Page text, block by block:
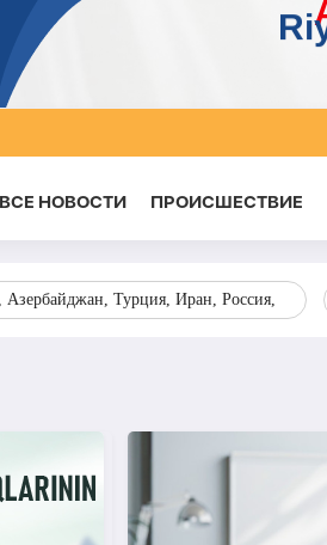
ВСЕ НОВОСТИ ПРОИСШЕСТВИЕ
Турция, Иран, Россия,